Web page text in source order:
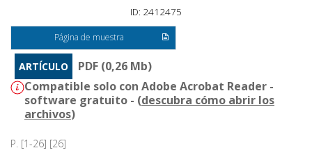
ID: 2412475
Página de muestra
ARTÍCULO
PDF (0,26 Mb)
Compatible solo con Adobe Acrobat Reader -
software gratuito - (descubra cómo abrir los
archivos)
P. [1-26] [26]